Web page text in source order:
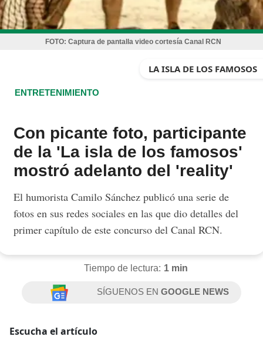
FOTO: Captura de pantalla video cortesía Canal RCN
LA ISLA DE LOS FAMOSOS
ENTRETENIMIENTO
Con picante foto, participante
de la 'La isla de los famosos'
mostró adelanto del 'reality'
El humorista Camilo Sánchez publicó una serie de
fotos en sus redes sociales en las que dio detalles del
primer capítulo de este concurso del Canal RCN.
Tiempo de lectura: 1 min
SÍGUENOS ENGOOGLE NEWS
Escucha el artículo